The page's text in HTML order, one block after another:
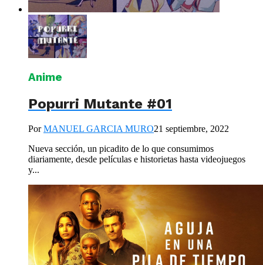
Anime
Popurri Mutante #01
PorMANUEL GARCIA MURO21 septiembre, 2022
Nueva sección, un picadito de lo que consumimos
diariamente, desde películas e historietas hasta videojuegos
y...